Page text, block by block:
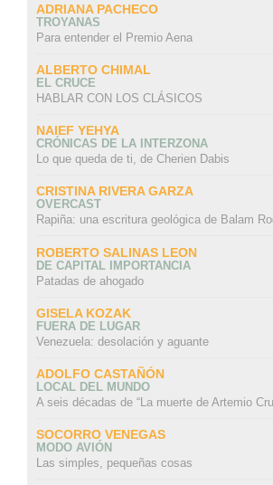
ADRIANA PACHECO
TROYANAS
Para entender el Premio Aena
ALBERTO CHIMAL
EL CRUCE
HABLAR CON LOS CLÁSICOS
NAIEF YEHYA
CRÓNICAS DE LA INTERZONA
Lo que queda de ti, de Cherien Dabis
CRISTINA RIVERA GARZA
OVERCAST
Rapiña: una escritura geológica de Balam
ROBERTO SALINAS LEON
DE CAPITAL IMPORTANCIA
Patadas de ahogado
GISELA KOZAK
FUERA DE LUGAR
Venezuela: desolación y aguante
ADOLFO CASTAÑÓN
LOCAL DEL MUNDO
A seis décadas de “La muerte de Artemio
SOCORRO VENEGAS
MODO AVIÓN
Las simples, pequeñas cosas